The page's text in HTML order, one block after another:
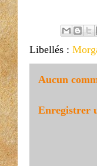
Libellés :
Aucun
Enregistrer